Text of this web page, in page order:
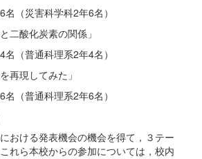
災害科学科2年6名）
酸化炭素の関係」
普通科理系2年4名）
現してみた」
普通科理系2年6名）
おける発表機会の機会を得て，３テー
れら本校からの参加については，校内